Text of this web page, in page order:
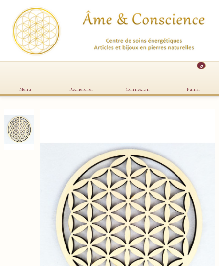
Menu Rechercher Connexion
0
Panier